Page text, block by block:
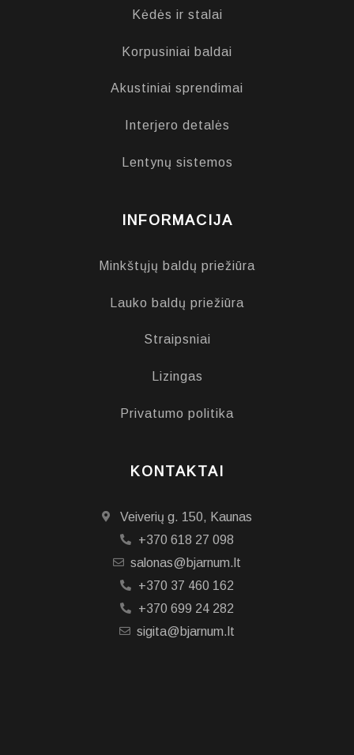
Kėdės ir stalai
Korpusiniai baldai
Akustiniai sprendimai
Interjero detalės
Lentynų sistemos
INFORMACIJA
Minkštųjų baldų priežiūra
Lauko baldų priežiūra
Straipsniai
Lizingas
Privatumo politika
KONTAKTAI
Veiverių g. 150, Kaunas
+370 618 27 098
salonas@bjarnum.lt
+370 37 460 162
+370 699 24 282
sigita@bjarnum.lt